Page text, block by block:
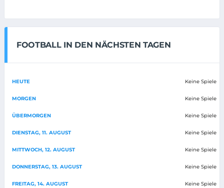
FOOTBALL IN DEN NÄCHSTEN TAGEN
HEUTE Keine Spiele
MORGEN Keine Spiele
ÜBERMORGEN Keine Spiele
DIENSTAG, 11. AUGUST Keine Spiele
MITTWOCH, 12. AUGUST Keine Spiele
DONNERSTAG, 13. AUGUST Keine Spiele
FREITAG, 14. AUGUST Keine Spiele